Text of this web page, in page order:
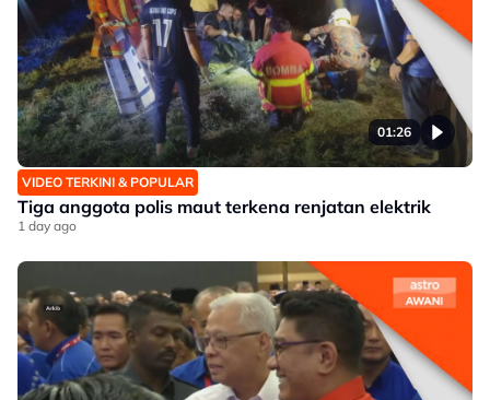
01:26
VIDEO TERKINI & POPULAR
Tiga anggota polis maut terkena renjatan elektrik
1 day ago